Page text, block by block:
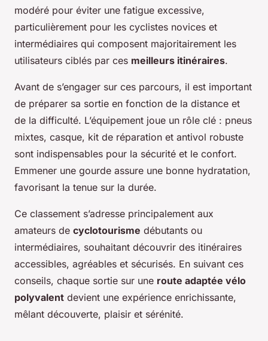
modéré pour éviter une fatigue excessive,
particulièrement pour les cyclistes novices et
intermédiaires qui composent majoritairement les
utilisateurs ciblés par ces meilleurs itinéraires.
Avant de s’engager sur ces parcours, il est important
de préparer sa sortie en fonction de la distance et
de la difficulté. L’équipement joue un rôle clé : pneus
mixtes, casque, kit de réparation et antivol robuste
sont indispensables pour la sécurité et le confort.
Emmener une gourde assure une bonne hydratation,
favorisant la tenue sur la durée.
Ce classement s’adresse principalement aux
amateurs de cyclotourisme débutants ou
intermédiaires, souhaitant découvrir des itinéraires
accessibles, agréables et sécurisés. En suivant ces
conseils, chaque sortie sur une route adaptée vélo
polyvalent devient une expérience enrichissante,
mêlant découverte, plaisir et sérénité.